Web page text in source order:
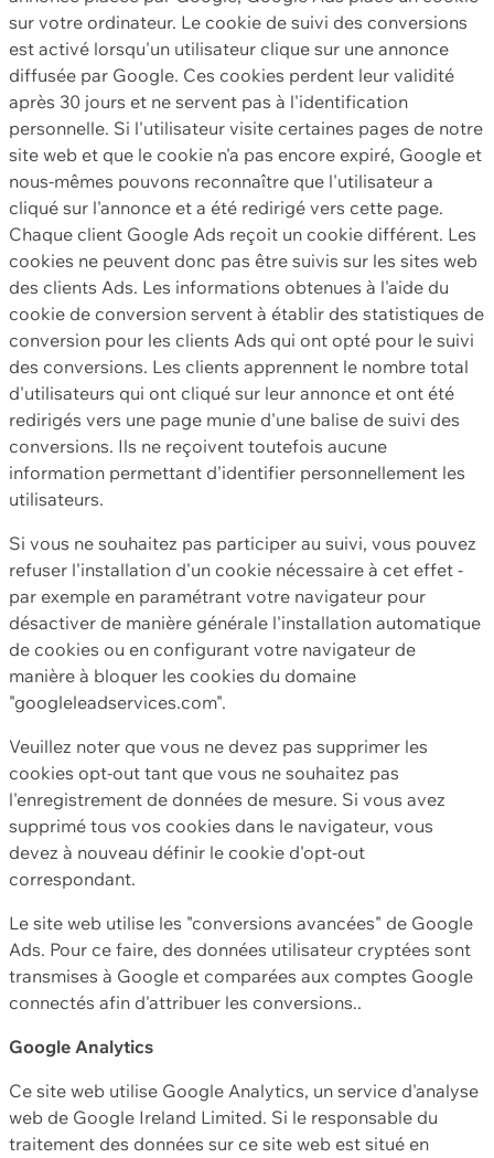
sur votre ordinateur. Le cookie de suivi des conversions
est activé lorsqu'un utilisateur clique sur une annonce
diffusée par Google. Ces cookies perdent leur validité
après 30 jours et ne servent pas à l'identification
personnelle. Si l'utilisateur visite certaines pages de notre
site web et que le cookie n'a pas encore expiré, Google et
nous-mêmes pouvons reconnaître que l'utilisateur a
cliqué sur l'annonce et a été redirigé vers cette page.
Chaque client Google Ads reçoit un cookie différent. Les
cookies ne peuvent donc pas être suivis sur les sites web
des clients Ads. Les informations obtenues à l'aide du
cookie de conversion servent à établir des statistiques de
conversion pour les clients Ads qui ont opté pour le suivi
des conversions. Les clients apprennent le nombre total
d'utilisateurs qui ont cliqué sur leur annonce et ont été
redirigés vers une page munie d'une balise de suivi des
conversions. Ils ne reçoivent toutefois aucune
information permettant d'identifier personnellement les
utilisateurs.
Si vous ne souhaitez pas participer au suivi, vous pouvez
refuser l'installation d'un cookie nécessaire à cet effet -
par exemple en paramétrant votre navigateur pour
désactiver de manière générale l'installation automatique
de cookies ou en configurant votre navigateur de
manière à bloquer les cookies du domaine
"googleleadservices.com".
Veuillez noter que vous ne devez pas supprimer les
cookies opt-out tant que vous ne souhaitez pas
l'enregistrement de données de mesure. Si vous avez
supprimé tous vos cookies dans le navigateur, vous
devez à nouveau définir le cookie d'opt-out
correspondant.
Le site web utilise les "conversions avancées" de Google
Ads. Pour ce faire, des données utilisateur cryptées sont
transmises à Google et comparées aux comptes Google
connectés afin d'attribuer les conversions..
Google Analytics
Ce site web utilise Google Analytics, un service d'analyse
web de Google Ireland Limited. Si le responsable du
traitement des données sur ce site web est situé en